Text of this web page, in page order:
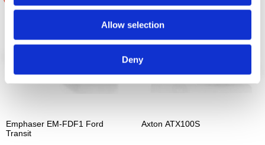
Allow selection
Deny
Emphaser EM-FDF1 Ford
Transit
Axton ATX100S